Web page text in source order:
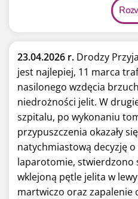
23.04.2026 r. Drodzy
jest najlepiej, 11 marca
nasilonego wzdęcia
niedrożności jelit. W
szpitalu, po wykonaniu
przypuszczenia okazały
natychmiastową decyzję
laparotomie, stwierdzono
wklejoną pętle jelita w
martwiczo oraz zapalenie